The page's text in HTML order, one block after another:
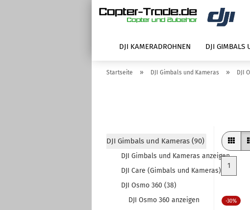
DJI KAMERADROHNEN DJI GIMBALS
Startseite » DJI Gimbals und Kameras » DJI
DJI Gimbals und Kameras (90)
DJI Gimbals und Kameras anzeigen
DJI Care (Gimbals und Kameras) (4)
DJI Osmo 360 (38)
DJI Osmo 360 anzeigen
1
-30%